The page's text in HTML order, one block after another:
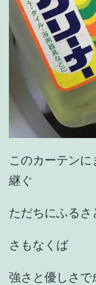
このカーテン
継ぐ
ただちにふるさ
さもなくば
強さと優しさで